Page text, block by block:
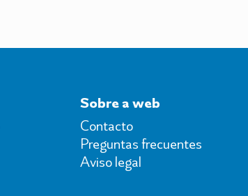
Sobre a web
Contacto
Preguntas frecuentes
Aviso legal